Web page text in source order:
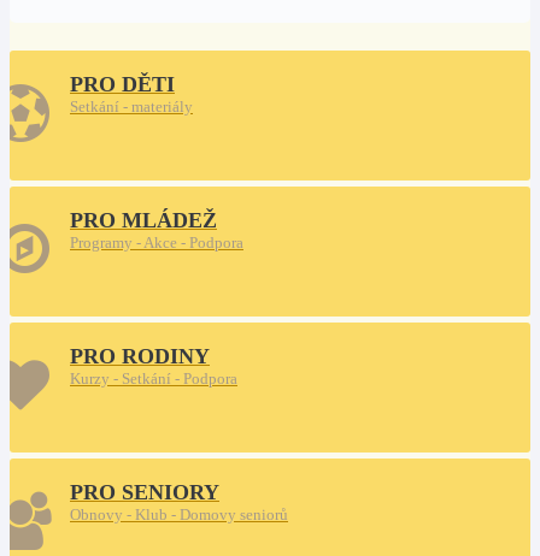
PRO DĚTI
Setkání - materiály
PRO MLÁDEŽ
Programy - Akce - Podpora
PRO RODINY
Kurzy - Setkání - Podpora
PRO SENIORY
Obnovy - Klub - Domovy seniorů